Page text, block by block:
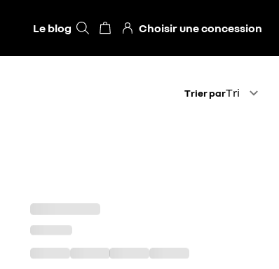
Le blog Choisir une concession
Trier parTri